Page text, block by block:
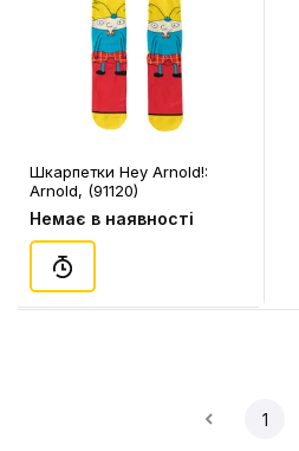
Шкарпетки Hey Arnold!:
Arnold, (91120)
Немає в наявності
1